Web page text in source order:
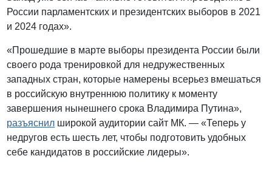
России парламентских и президентских выборов в 2021
и 2024 годах».
«Прошедшие в марте выборы президента России были
своего рода тренировкой для недружественных
западных стран, которые намерены всерьез вмешаться
в российскую внутреннюю политику к моменту
завершения нынешнего срока Владимира Путина»,
разъяснил широкой аудитории сайт МК. — «Теперь у
недругов есть шесть лет, чтобы подготовить удобных
себе кандидатов в российские лидеры».